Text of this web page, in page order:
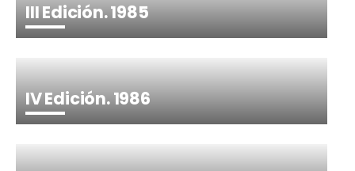
III Edición. 1985
IV Edición. 1986